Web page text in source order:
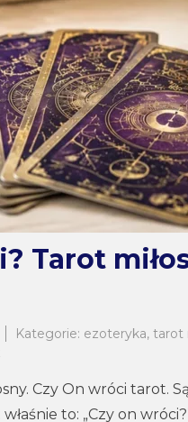
Tarot
Kategorie: ezoteryka, tarot
on
wróci?
Czy On wróci tarot.
to: „Czy on